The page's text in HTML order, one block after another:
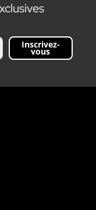
Inscrivez-
vous